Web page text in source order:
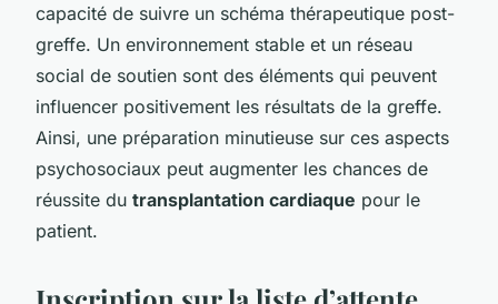
capacité de suivre un schéma thérapeutique post-
greffe. Un environnement stable et un réseau
social de soutien sont des éléments qui peuvent
influencer positivement les résultats de la greffe.
Ainsi, une préparation minutieuse sur ces aspects
psychosociaux peut augmenter les chances de
réussite du transplantation cardiaque pour le
patient.